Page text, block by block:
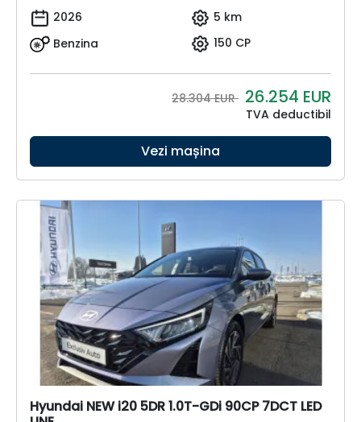
2026
5 km
Benzina
150 CP
28.304 EUR 26.254 EUR
TVA deductibil
Vezi mașina
Hyundai NEW i20 5DR 1.0T-GDi 90CP 7DCT LED